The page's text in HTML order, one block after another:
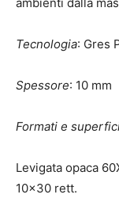
Tecnologia: Gres
Spessore: 10 mm
Formati e
Levigata opaca
10×30 rett.